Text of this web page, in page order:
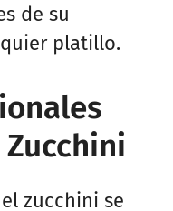
de su
platillo.
zucchini se